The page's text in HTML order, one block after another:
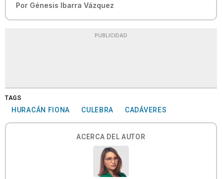
Por Génesis Ibarra Vázquez
PUBLICIDAD
TAGS
HURACÁN FIONA CULEBRA CADÁVERES
ACERCA DEL AUTOR